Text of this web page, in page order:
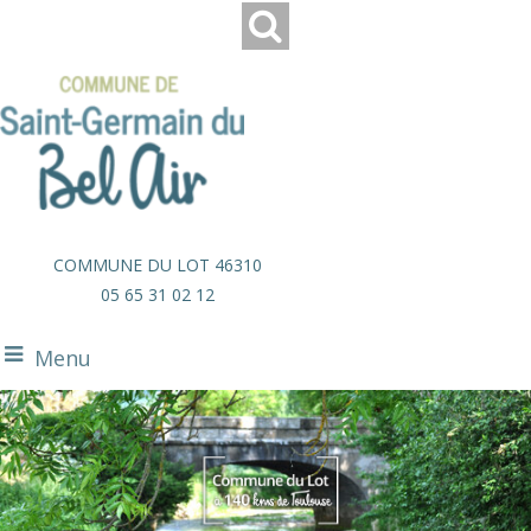
COMMUNE DU LOT 46310
05 65 31 02 12
Menu